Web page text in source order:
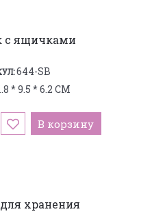
с ящичками
644-SB
* 9.5 * 6.2 СМ
В корзину
хранения